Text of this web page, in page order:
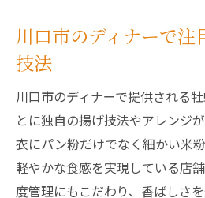
川口市のディナーで注
技法
川口市のディナーで提供される
とに独自の揚げ技法やアレンジ
衣にパン粉だけでなく細かい米
軽やかな食感を実現している店
度管理にもこだわり、香ばしさ